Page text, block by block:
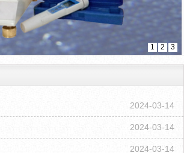
1 2 3
2024-03-14
2024-03-14
2024-03-14